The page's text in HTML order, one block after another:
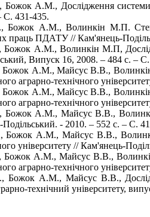
А.М., Дослідження системи
С. 431-435.
А.М., Волинкін М.П. Стенд
праць ПДАТУ // Кам'янець-
А.М., Волинкін М.П,
Випуск 16, 2008. – 484 с. – С.
А.М., Майсус В.В., Волинкін
аграрно-технічного
А.М., Майсус В.В., Волинкін
аграрно-технічного
А.М., Майсус В.В., Волинкін
- 2010. – 552 с. – С.
А.М., Майсус В.В., Волинкін
університету // Кам'янець-
А.М., Майсус В.В., Волинкін
аграрно-технічного
А.М., Майсус В.В.,
технічний університету,